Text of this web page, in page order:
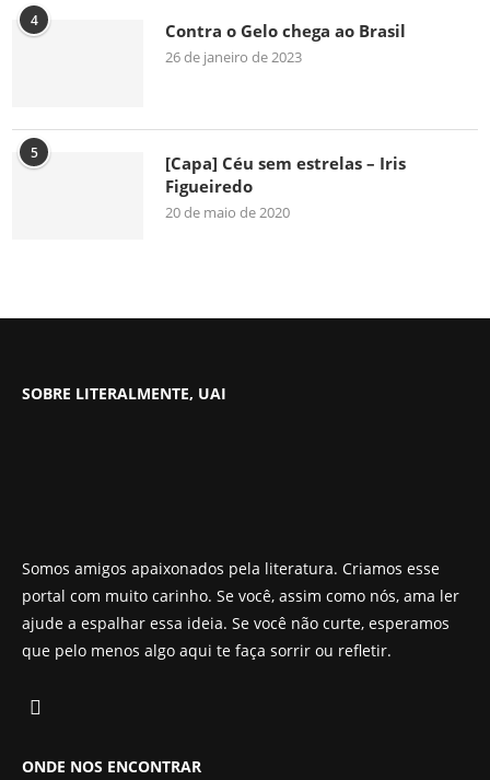
4 Contra o Gelo chega ao Brasil
26 de janeiro de 2023
5
[Capa] Céu sem estrelas – Iris
Figueiredo
20 de maio de 2020
SOBRE LITERALMENTE, UAI
Somos amigos apaixonados pela literatura. Criamos esse
portal com muito carinho. Se você, assim como nós, ama ler
ajude a espalhar essa ideia. Se você não curte, esperamos
que pelo menos algo aqui te faça sorrir ou refletir.
ONDE NOS ENCONTRAR